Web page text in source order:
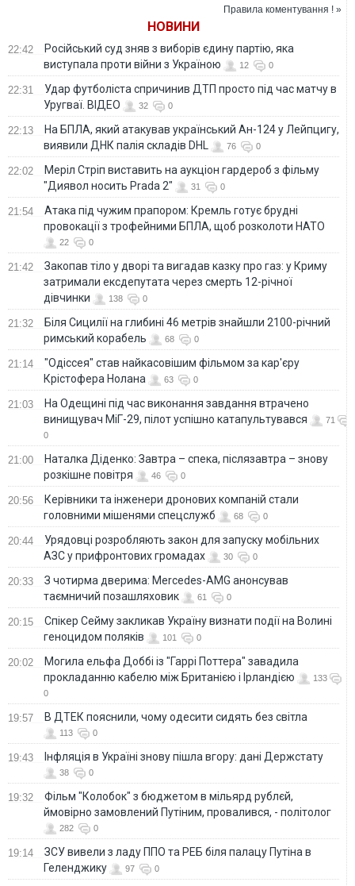
Правила коментування ! »
НОВИНИ
22:42
Російський суд зняв з виборів єдину партію, яка
виступала проти війни з Україною
12 0
22:31
Удар футболіста спричинив ДТП просто під час матчу в
Уругваї. ВІДЕО
32 0
22:13
На БПЛА, який атакував український Ан-124 у Лейпцигу,
виявили ДНК палія складів DHL
76 0
22:02
Меріл Стріп виставить на аукціон гардероб з фільму
"Диявол носить Prada 2"
31 0
21:54
Атака під чужим прапором: Кремль готує брудні
провокації з трофейними БПЛА, щоб розколоти НАТО
22 0
21:42
Закопав тіло у дворі та вигадав казку про газ: у Криму
затримали ексдепутата через смерть 12-річної
дівчинки
138 0
21:32
Біля Сицилії на глибині 46 метрів знайшли 2100-річний
римський корабель
68 0
21:14
"Одіссея" став найкасовішим фільмом за кар'єру
Крістофера Нолана
63 0
21:03
На Одещині під час виконання завдання втрачено
винищувач МіГ-29, пілот успішно катапультувався
71
0
21:00
Наталка Діденко: Завтра – спека, післязавтра – знову
розкішне повітря
46 0
20:56
Керівники та інженери дронових компаній стали
головними мішенями спецслужб
68 0
20:44
Урядовці розробляють закон для запуску мобільних
АЗС у прифронтових громадах
30 0
20:33
З чотирма дверима: Mercedes-AMG анонсував
таємничий позашляховик
61 0
20:15
Спікер Сейму закликав Україну визнати події на Волині
геноцидом поляків
101 0
20:02
Могила ельфа Доббі із "Гаррі Поттера" завадила
прокладанню кабелю між Британією і Ірландією
133
0
19:57 В ДТЕК пояснили, чому одесити сидять без світла
113 0
19:43 Інфляція в Україні знову пішла вгору: дані Держстату
38 0
19:32
Фільм "Колобок" з бюджетом в мільярд рублєй,
ймовірно замовлений Путіним, провалився, - політолог
282 0
19:14
ЗСУ вивели з ладу ППО та РЕБ біля палацу Путіна в
Геленджику
97 0